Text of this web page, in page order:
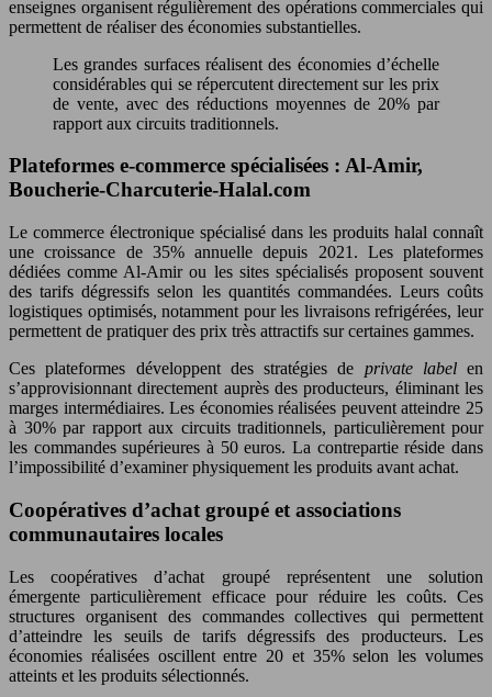
enseignes organisent régulièrement des opérations commerciales qui
permettent de réaliser des économies substantielles.
Les grandes surfaces réalisent des économies d’échelle
considérables qui se répercutent directement sur les prix
de vente, avec des réductions moyennes de 20% par
rapport aux circuits traditionnels.
Plateformes e-commerce spécialisées : Al-Amir,
Boucherie-Charcuterie-Halal.com
Le commerce électronique spécialisé dans les produits halal connaît
une croissance de 35% annuelle depuis 2021. Les plateformes
dédiées comme Al-Amir ou les sites spécialisés proposent souvent
des tarifs dégressifs selon les quantités commandées. Leurs coûts
logistiques optimisés, notamment pour les livraisons refrigérées, leur
permettent de pratiquer des prix très attractifs sur certaines gammes.
Ces plateformes développent des stratégies de private label en
s’approvisionnant directement auprès des producteurs, éliminant les
marges intermédiaires. Les économies réalisées peuvent atteindre 25
à 30% par rapport aux circuits traditionnels, particulièrement pour
les commandes supérieures à 50 euros. La contrepartie réside dans
l’impossibilité d’examiner physiquement les produits avant achat.
Coopératives d’achat groupé et associations
communautaires locales
Les coopératives d’achat groupé représentent une solution
émergente particulièrement efficace pour réduire les coûts. Ces
structures organisent des commandes collectives qui permettent
d’atteindre les seuils de tarifs dégressifs des producteurs. Les
économies réalisées oscillent entre 20 et 35% selon les volumes
atteints et les produits sélectionnés.